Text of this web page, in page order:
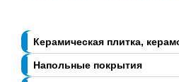
Керамическая плитка,
Напольные покрытия